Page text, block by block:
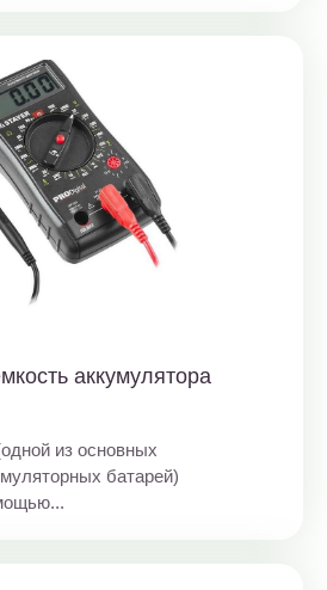
аккумулятора
из основных
батарей)